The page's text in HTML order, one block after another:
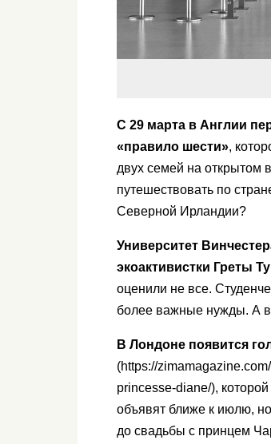
С 29 марта в Англии
«правило шести»,
двух семей на открытом
путешествовать по
Северной Ирландии?
Университет
экоактивистки Греты
оценили не все.
более важные нужды. А
В Лондоне появится
(https://
princesse-diane/),
объявят ближе к июлю,
до свадьбы с принцем